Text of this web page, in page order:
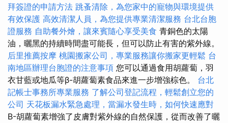
拜簽證的申請方法 跳蚤清除，為您家中的寵物與環境提供
有效保護 高效清潔人員，為您提供專業清潔服務 台北台胞
證服務 自助餐外燴，讓來賓隨心享受美食 青銅色的太陽
油，曬黑的持續時間盡可能長，但可以防止有害的紫外線。
后里推薦按摩 桃園搬家公司，專業服務讓你搬家更輕鬆 台
南地區辦理台胞證的注意事項 您可以通過食用胡蘿蔔，羽
衣甘藍或地瓜等β-胡蘿蔔素食品來進一步增強棕色。 台北
記帳士事務所專業服務 了解公司登記流程，輕鬆創立您的
公司 天花板漏水緊急處理，當漏水發生時，如何快速應對
Β-胡蘿蔔素增強了皮膚對紫外線的自然保護，從而改善了曬